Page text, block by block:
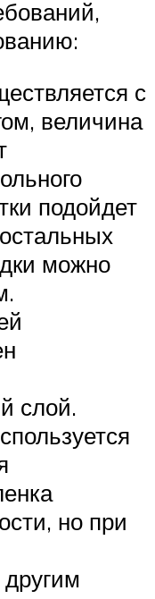
с
величина
подойдет
можно
слой.
но при